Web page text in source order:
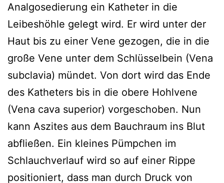
Analgosedierung ein Katheter in die
Leibeshöhle gelegt wird. Er wird unter der
Haut bis zu einer Vene gezogen, die in die
große Vene unter dem Schlüsselbein (Vena
subclavia) mündet. Von dort wird das Ende
des Katheters bis in die obere Hohlvene
(Vena cava superior) vorgeschoben. Nun
kann Aszites aus dem Bauchraum ins Blut
abfließen. Ein kleines Pümpchen im
Schlauchverlauf wird so auf einer Rippe
positioniert, dass man durch Druck von